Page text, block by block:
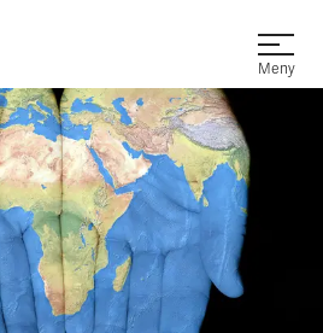
Öppna
Meny